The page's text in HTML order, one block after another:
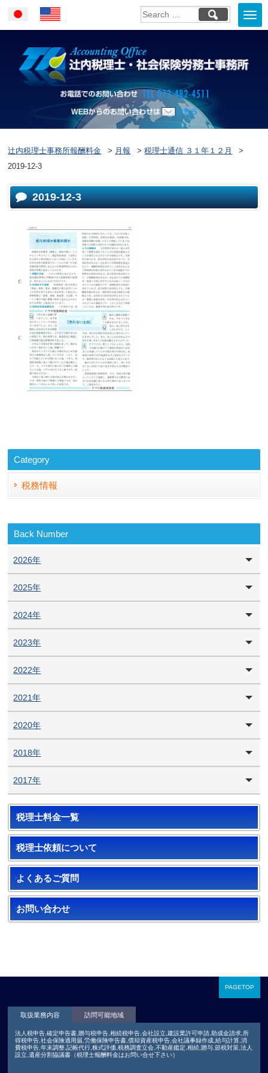
JapaneseEnglish
お電話でのお
WEBからのお問い合わせはこ
辻内税理士事務所報酬料金 > 月報 >税理士通信 ３１年１２月
>
2019-12-3
2019-12-3
Category
税務情報
Back Number
2026年
2025年
2024年
2023年
2022年
2021年
2020年
2018年
2017年
税理士料金一覧
税理士依頼について
よくあるご質問
お問い合わせ
PAGETOP
取扱業務内容 訪問可能地域
法人税申告,確定申告書,贈与税申告,相続税申告,会社設立,建設業許可申請,助成金請求,所
得税申告,社会保険適用届,労働保険申告書,償却資産税申告,会社議事録作成,給与計算,消
費税申告,年末調整,記帳代行,株式評価,税務調査立会,不動産鑑定,相続,贈与,節税対策,法人
設立,遺産分割協議書（税理士報酬料金はお問い合せ下さい）